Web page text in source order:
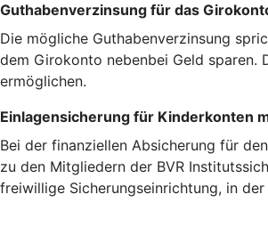
Guthabenverzinsung für das
Die mögliche Guthabenverzinsung
dem Girokonto nebenbei Geld sparen.
ermöglichen.
Einlagensicherung für Kinderkonten
Bei der finanziellen Absicherung für
zu den Mitgliedern der BVR
freiwillige Sicherungseinrichtung, in